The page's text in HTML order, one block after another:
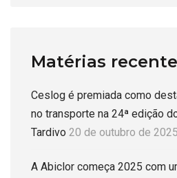
Matérias
Ceslog é premiada como
no transporte na 24ª edição
Tardivo 20 de outubro de 2025
A Abiclor começa 2025 com